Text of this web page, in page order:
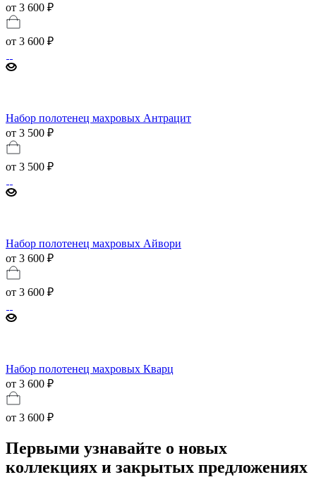
от 3 600 ₽
от 3 600 ₽
Набор полотенец махровых Антрацит
от 3 500 ₽
от 3 500 ₽
Набор полотенец махровых Айвори
от 3 600 ₽
от 3 600 ₽
Набор полотенец махровых Кварц
от 3 600 ₽
от 3 600 ₽
Первыми узнавайте о новых
коллекциях и закрытых предложениях